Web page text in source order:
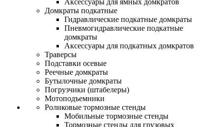
Аксессуары для ямных домкратов
Домкраты подкатные
Гидравлические подкатные домкраты
Пневмогидравлические подкатные
домкраты
Аксессуары для подкатных домкратов
Траверсы
Подставки осевые
Реечные домкраты
Бутылочные домкраты
Погрузчики (штабелеры)
Мотоподъемники
Роликовые тормозные стенды
Мобильные тормозные стенды
Тормозные стенды для грузовых